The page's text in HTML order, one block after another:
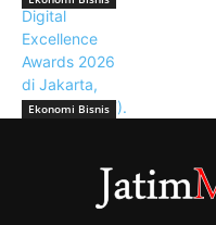
Ekonomi Bisnis